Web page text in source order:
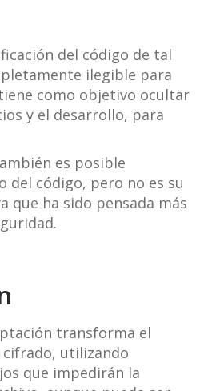
del código de tal
ilegible para
como objetivo ocultar
y el desarrollo, para
es posible
del código, pero no es su
que ha sido pensada más
transforma el
utilizando
que impedirán la